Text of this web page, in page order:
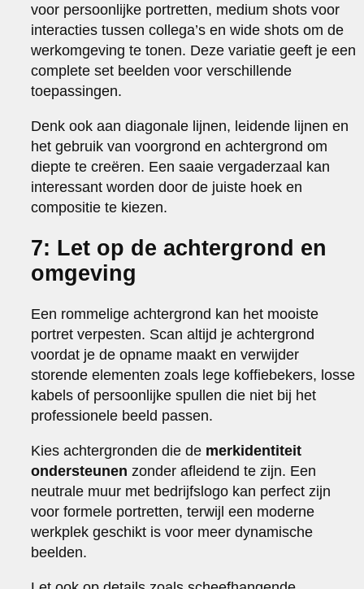
voor persoonlijke portretten, medium shots voor
interacties tussen collega’s en wide shots om de
werkomgeving te tonen. Deze variatie geeft je een
complete set beelden voor verschillende
toepassingen.
Denk ook aan diagonale lijnen, leidende lijnen en
het gebruik van voorgrond en achtergrond om
diepte te creëren. Een saaie vergaderzaal kan
interessant worden door de juiste hoek en
compositie te kiezen.
7: Let op de achtergrond en
omgeving
Een rommelige achtergrond kan het mooiste
portret verpesten. Scan altijd je achtergrond
voordat je de opname maakt en verwijder
storende elementen zoals lege koffiebekers, losse
kabels of persoonlijke spullen die niet bij het
professionele beeld passen.
Kies achtergronden die de merkidentiteit
ondersteunen zonder afleidend te zijn. Een
neutrale muur met bedrijfslogo kan perfect zijn
voor formele portretten, terwijl een moderne
werkplek geschikt is voor meer dynamische
beelden.